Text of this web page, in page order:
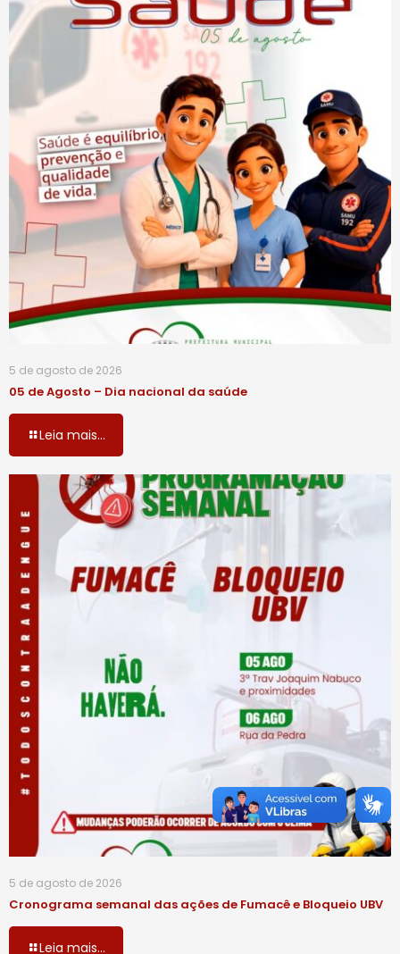
5 de agosto de 2026
05 de Agosto – Dia nacional da saúde
Leia mais...
5 de agosto de 2026
Cronograma semanal das ações de Fumacê e Bloqueio UBV
Leia mais...